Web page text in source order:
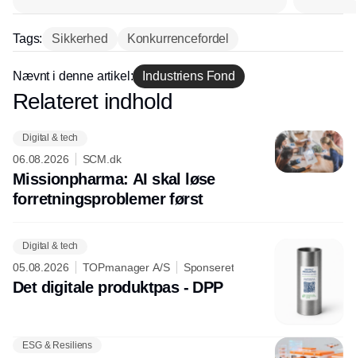
lagerchef stafetten videre
hos INOX
Tags: Sikkerhed Konkurrencefordel
Nævnt i denne artikel: Industriens Fond
Annonce
Relateret indhold
Digital & tech
06.08.2026 SCM.dk
Missionpharma: AI skal løse
forretningsproblemer først
Digital & tech
05.08.2026 TOPmanager A/S Sponseret
Det digitale produktpas - DPP
ESG & Resiliens